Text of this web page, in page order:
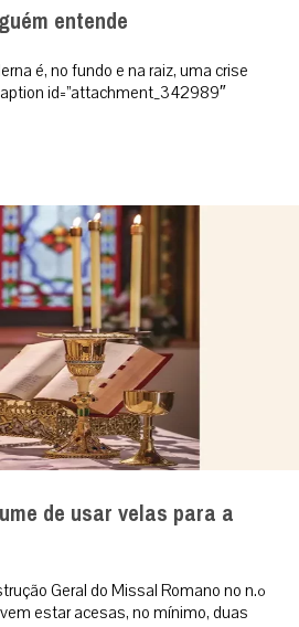
entende
é, no fundo e na raiz, uma crise
id=”attachment_342989″
de usar velas para a
Geral do Missal Romano no n.º
estar acesas, no mínimo, duas